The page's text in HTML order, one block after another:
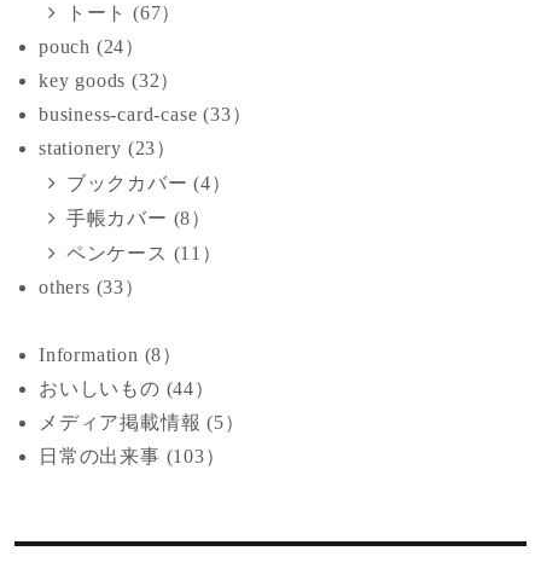
トート (67）
pouch (24）
key goods (32）
business-card-case (33）
stationery (23）
ブックカバー (4）
手帳カバー (8）
ペンケース (11）
others (33）
Information (8）
おいしいもの (44）
メディア掲載情報 (5）
日常の出来事 (103）